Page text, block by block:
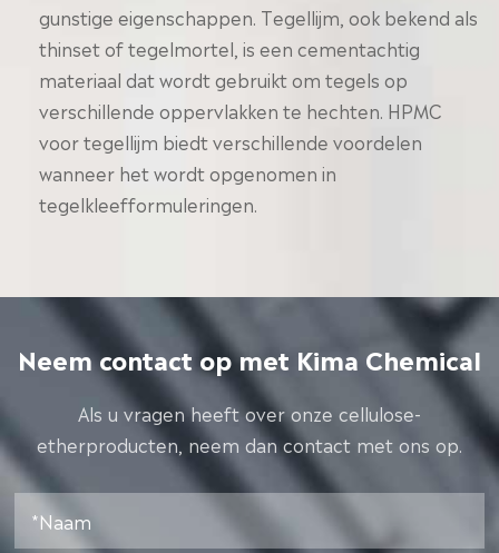
gunstige eigenschappen. Tegellijm, ook bekend als
thinset of tegelmortel, is een cementachtig
materiaal dat wordt gebruikt om tegels op
verschillende oppervlakken te hechten. HPMC
voor tegellijm biedt verschillende voordelen
wanneer het wordt opgenomen in
tegelkleefformuleringen.
Neem contact op met Kima Chemical
Als u vragen heeft over onze cellulose-
etherproducten, neem dan contact met ons op.